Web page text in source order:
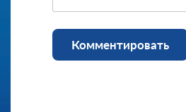
Комментировать